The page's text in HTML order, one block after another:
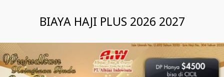
BIAYA HAJI PLUS 2026 2027